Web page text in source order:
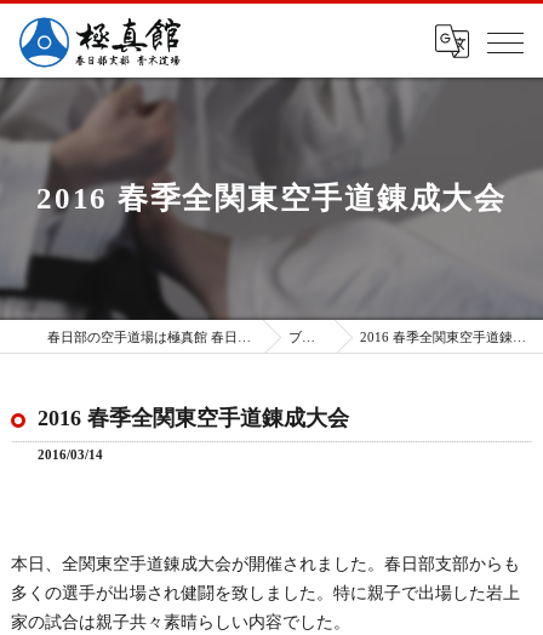
2016 春季全関東空手道錬成大会
ブログ 2016 春季全関東空手道錬成大会
2016 春季全関東空手道錬成大会
2016/03/14
本日、全関東空手道錬成大会が開催されました。春日部支部からも
多くの選手が出場され健闘を致しました。特に親子で出場した岩上
家の試合は親子共々素晴らしい内容でした。